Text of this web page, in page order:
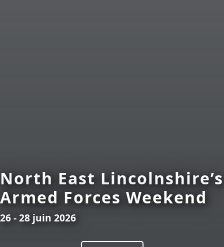
North East Lincolnshire’s
Armed Forces Weekend
26 - 28 juin 2026